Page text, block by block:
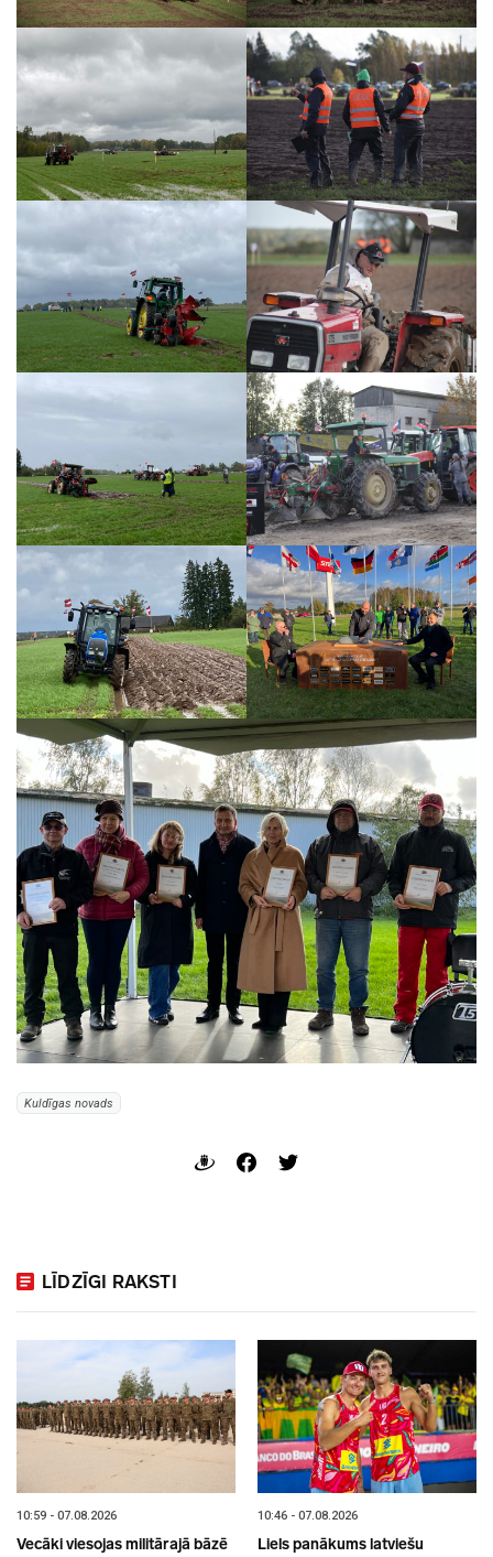
Kuldīgas novads
LĪDZĪGI RAKSTI
10:59 - 07.08.2026
Vecāki viesojas militārajā bāzē
10:46 - 07.08.2026
Liels panākums latviešu